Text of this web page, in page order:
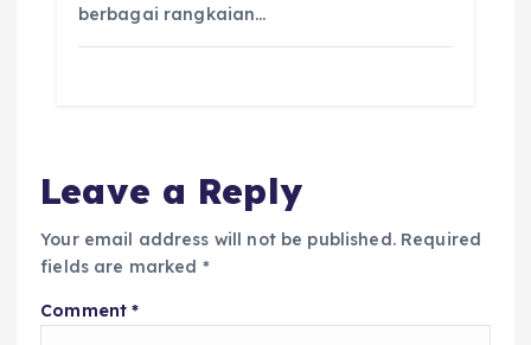
berbagai rangkaian…
Leave a Reply
Your email address will not be published. Required
fields are marked *
Comment*